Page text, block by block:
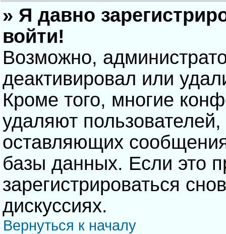
» Я давно
войти!
Возможно,
деактивировал или
Кроме того, многие
удаляют
оставляющих
базы данных. Если это
зарегистрироваться
дискуссиях.
Вернуться к началу